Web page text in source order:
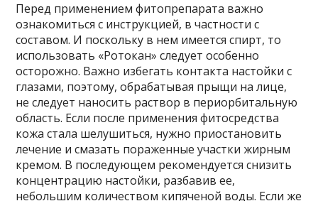
Перед применением фитопрепарата важно
ознакомиться с инструкцией, в частности с
составом. И поскольку в нем имеется спирт, то
использовать «Ротокан» следует особенно
осторожно. Важно избегать контакта настойки с
глазами, поэтому, обрабатывая прыщи на лице,
не следует наносить раствор в периорбитальную
область. Если после применения фитосредства
кожа стала шелушиться, нужно приостановить
лечение и смазать пораженные участки жирным
кремом. В последующем рекомендуется снизить
концентрацию настойки, разбавив ее,
небольшим количеством кипяченой воды. Если же